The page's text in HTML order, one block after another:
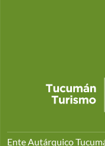
Ente Autárquico